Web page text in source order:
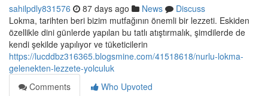
sahilpdly831576 87 days ago News
Discuss
Lokma, tarihten beri bizim mutfağının önemli bir lezzeti. Eskiden
özellikle dini günlerde yapılan bu tatlı atıştırmalık, şimdilerde de
kendi şekilde yapılıyor ve tüketicilerin
https://lucddbz316365.blogsmine.com/41518618/nurlu-lokma-
gelenekten-lezzete-yolculuk
Comments
Who Upvoted